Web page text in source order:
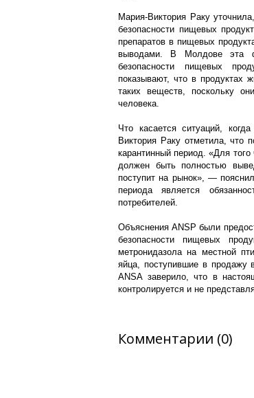
Мария-Виктория Раку
безопасности пищевых
препаратов в пищевых
выводами. В Молдове эта
безопасности пищевых
показывают, что в продуктах
таких веществ, поскольку
человека.
Что касается ситуаций,
Виктория Раку отметила, что
карантинный период. «Для
должен быть полностью
поступит на рынок», —
периода является
потребителей.
Объяснения ANSP были
безопасности пищевых
метронидазола на местной
яйца, поступившие в продажу
ANSA заверило, что в
контролируется и не
Комментарии (0)